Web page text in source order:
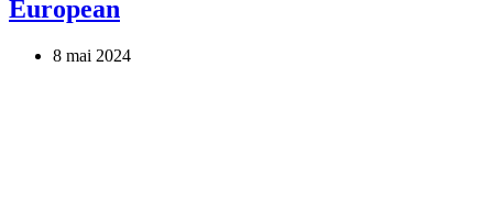
European
8 mai 2024